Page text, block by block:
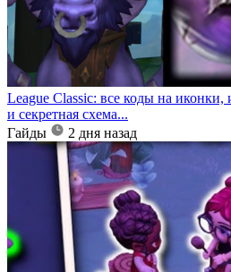
League Classic: все коды на
и секретная схема...
Гайды
2 дня назад